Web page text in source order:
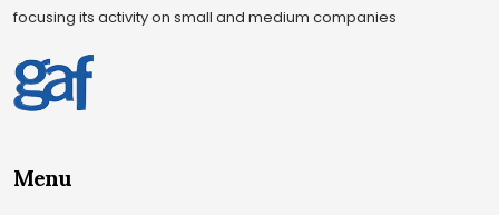
focusing its activity on small and medium companies
Menu